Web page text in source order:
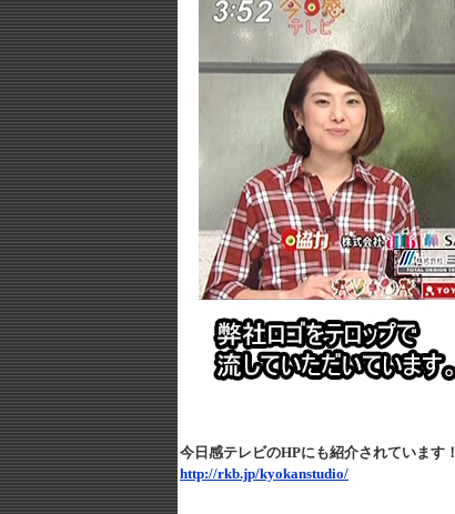
今日感テレビのHPにも紹介されています！
http://rkb.jp/kyokanstudio/